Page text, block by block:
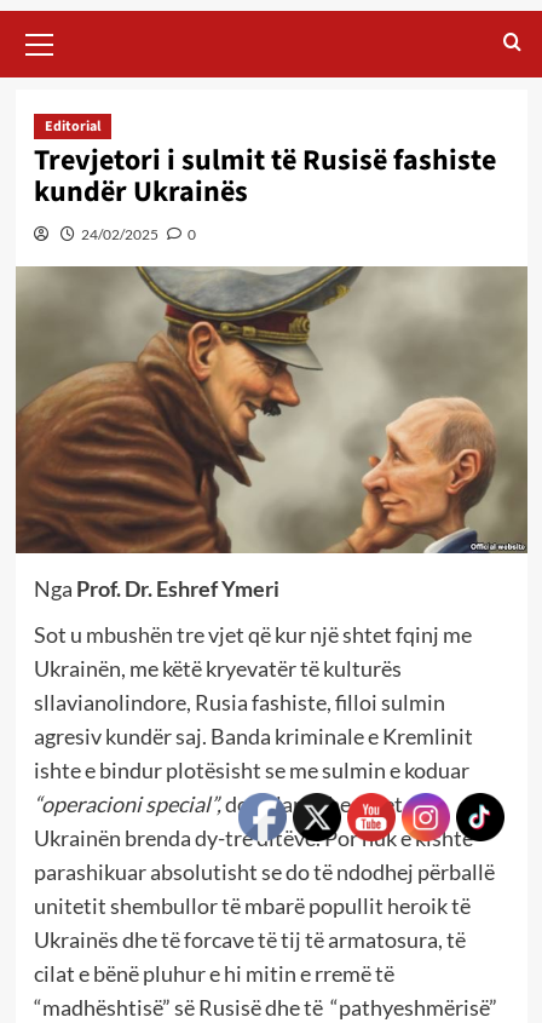
Menu
Editorial
Trevjetori i sulmit të Rusisë fashiste
kundër Ukrainës
24/02/2025 0
Nga Prof. Dr. Eshref Ymeri
Sot u mbushën tre vjet që kur një shtet fqinj me
Ukrainën, me këtë kryevatër të kulturës
sllavianolindore, Rusia fashiste, filloi sulmin
agresiv kundër saj. Banda kriminale e Kremlinit
ishte e bindur plotësisht se me sulmin e koduar
“operacioni special”,do t’i lante hesapet me
Ukrainën brenda dy-tre ditëve. Por nuk e kishte
parashikuar absolutisht se do të ndodhej përballë
unitetit shembullor të mbarë popullit heroik të
Ukrainës dhe të forcave të tij të armatosura, të
cilat e bënë pluhur e hi mitin e rremë të
“madhështisë” së Rusisë dhe të “pathyeshmërisë”